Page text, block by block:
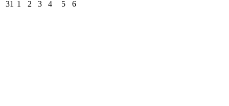
31 1 2 3 4 5 6